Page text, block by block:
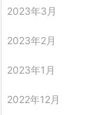
2023年3月
2023年2月
2023年1月
2022年12月